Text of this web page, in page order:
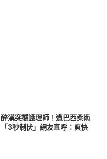
醉漢突襲護理師！遭巴西柔術
「3秒制伏」網友直呼：爽快